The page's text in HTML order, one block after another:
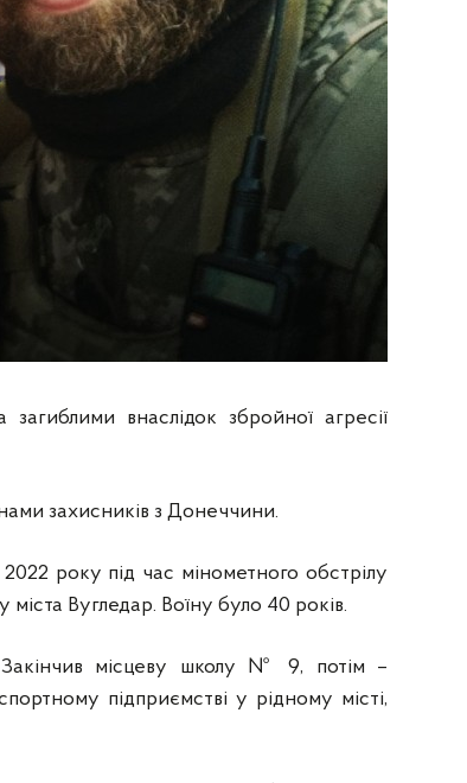
внаслідок збройної агресії
захисників з Донеччини.
року під час мінометного обстрілу
міста Вугледар. Воїну було 40 років.
місцеву школу № 9, потім –
підприємстві у рідному місті,